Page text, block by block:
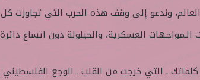
وندعو إلى وقف هذه الحرب التي تجاوزت
الـمواجهات العسكرية، والحيلولة دون اتساع
ـ التي خرجت من القلب ـ الوجع